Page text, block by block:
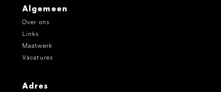
Algemeen
Over ons
Links
Maatwerk
Vacatures
Adres